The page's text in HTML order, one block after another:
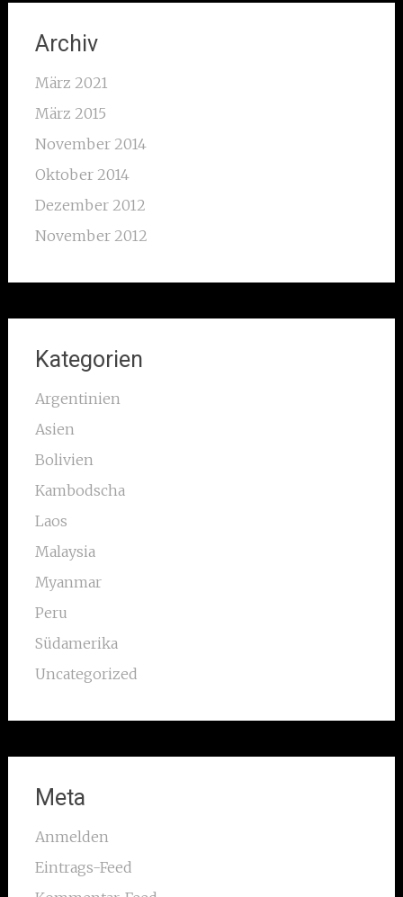
Archiv
März 2021
März 2015
November 2014
Oktober 2014
Dezember 2012
November 2012
Kategorien
Argentinien
Asien
Bolivien
Kambodscha
Laos
Malaysia
Myanmar
Peru
Südamerika
Uncategorized
Meta
Anmelden
Eintrags-Feed